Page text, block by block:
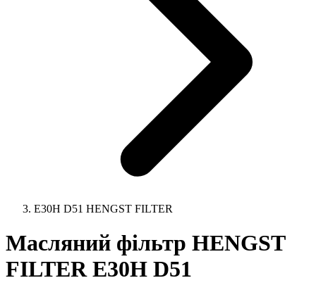
E30H D51 HENGST FILTER
Масляний фільтр HENGST
FILTER E30H D51